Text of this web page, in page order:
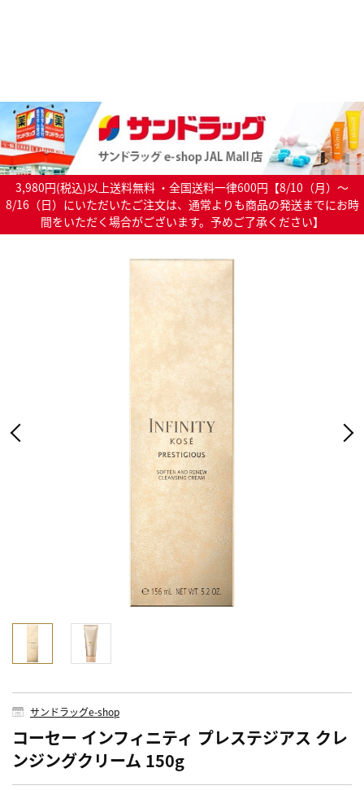
3,980円(税込)以上送料無料 ・全国送料一律600円【8/10（月）～
8/16（日）にいただいたご注文は、通常よりも商品の発送までにお時
間をいただく場合がございます。予めご了承ください】
サンドラッグe-shop
コーセー インフィニティ プレステジアス クレ
ンジングクリーム 150g